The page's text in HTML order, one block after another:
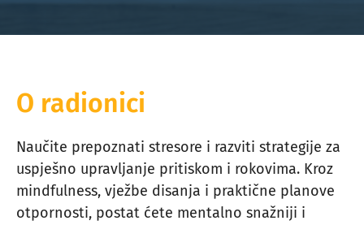
O radionici
Naučite prepoznati stresore i razviti strategije za
uspješno upravljanje pritiskom i rokovima. Kroz
mindfulness, vježbe disanja i praktične planove
otpornosti, postat ćete mentalno snažniji i